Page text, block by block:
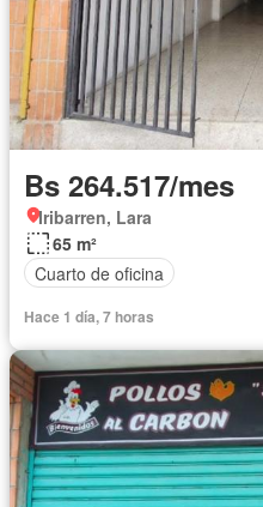
Bs 264.517/mes
Iribarren, Lara
65 m²
Cuarto de oficina
Hace 1 día, 7 horas